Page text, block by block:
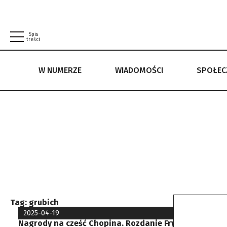
Spis
treści
W NUMERZE WIADOMOŚCI
W NUMERZE WIADOMOŚCI SPOŁECZEŃSTWO
Tag: grubich
2025-04-19
Nagrody na cześć Chopina. Rozdanie Fryderyków